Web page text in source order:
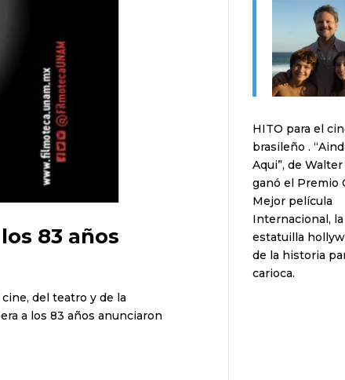
83 años
del teatro y de la
a los 83 años anunciaron
HITO para el
brasileño .
Aqui”, de Walter
ganó el Premio
Mejor película
Internacional,
estatuilla
de la historia
carioca.